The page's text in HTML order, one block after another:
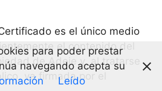
es el único medio
el contenido del
de Adeje y, al tratarse
va firmada por el
para poder prestar
navegando acepta su
Leído